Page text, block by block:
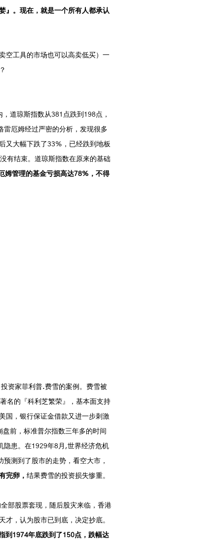
』。现在，就是一个所有人都承认
空工具的市场也可以高卖低买）一
道琼斯指数从381点跌到198点，
厄姆经过严密的分析，发现很多
又大幅下跌了33%，已经跌到地板
有结束。道琼斯指数在原来的基础
姆管理的基金亏损高达78%，不得
资家菲利普.费雪的案例。费雪被
名的『科利芝繁荣』，基本面支持
国，银行保证金借款又进一步刺激
前，标准普尔指数三年多的时间
隐患。在1929年8月,世界经济危机
测到了股市的走势，看空大市，
完卵， 结果费雪的投资损失惨重。
部股票套现，随后股灾来临，香港
，认为股市已到底，决定抄底。
到1974年底跌到了150点，跌幅达